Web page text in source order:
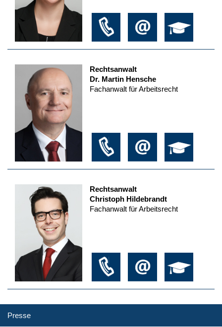
Rechtsanwalt
Dr. Martin Hensche
Fachanwalt für Arbeitsrecht
Rechtsanwalt
Christoph Hildebrandt
Fachanwalt für Arbeitsrecht
Presse